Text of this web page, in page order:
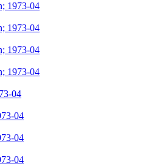
1973-04
1973-04
1973-04
1973-04
04
04
04
04